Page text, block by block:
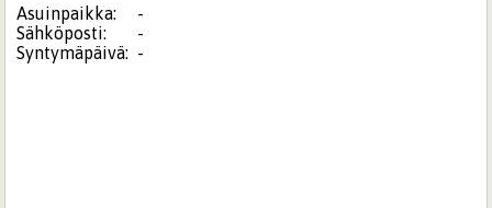
Asuinpaikka:
-
Sähköposti:
-
Syntymäpäivä: -